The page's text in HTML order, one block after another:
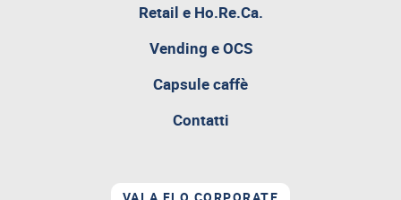
Retail e Ho.Re.Ca.pagina
Vending e OCS
Capsule caffè
Contatti